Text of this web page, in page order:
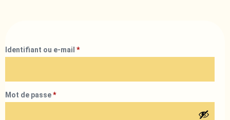
Identifiant ou e-mail *
Mot de passe*